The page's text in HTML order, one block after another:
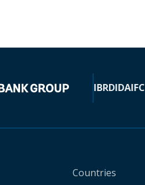
IBRDIDAIFC
Countries